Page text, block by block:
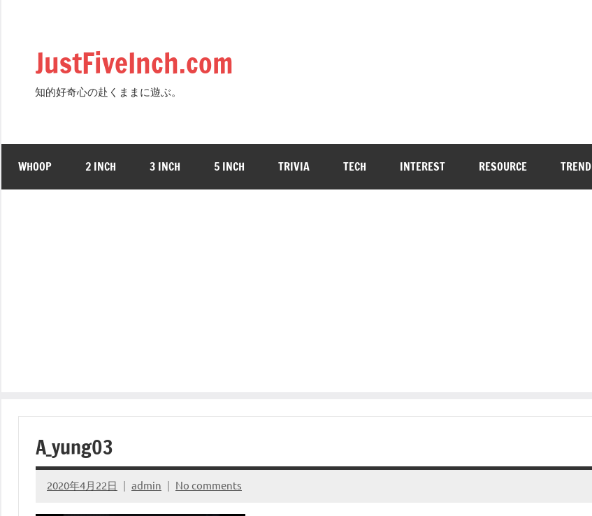
JustFiveInch.com
知的好奇心の赴くままに遊ぶ。
WHOOP 2 INCH 3 INCH 5 INCH TRIVIA TECH INTEREST RESOURCE TREND
A_yung03
2020年4月22日 admin No comments